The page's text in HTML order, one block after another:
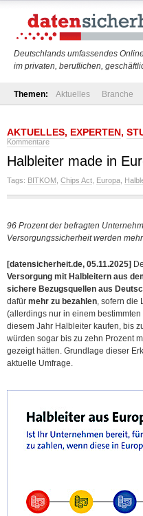
Deutschlands umfassendes
im privaten, beruflichen,
Themen: Aktuelles Branche
AKTUELLES, EXPERTEN,
Kommentare
Halbleiter made in
Tags: BITKOM Chips Act Europa
96 Prozent der befragten
Versorgungssicherheit werden
[datensicherheit.de, 05.11.2025]
Versorgung mit Halbleitern aus
sichere Bezugsquellen aus
dafür mehr zu bezahlen, sofern die
(allerdings nur in einem
diesem Jahr Halbleiter kaufen, bis
würden sogar bis zu zehn Prozent
gezeigt hätten. Grundlage dieser
aktuelle Umfrage.